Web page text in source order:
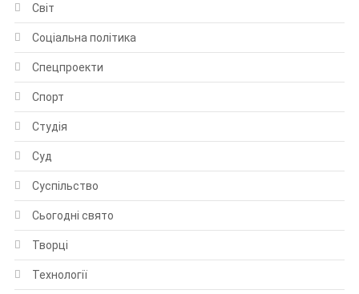
Світ
Соціальна політика
Спецпроекти
Спорт
Студія
Суд
Суспільство
Сьогодні свято
Творці
Технології